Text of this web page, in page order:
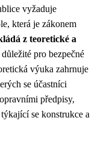
vyžaduje
která je zákonem
z teoretické a
pro bezpečné
výuka zahrnuje
se účastníci
předpisy,
se konstrukce a